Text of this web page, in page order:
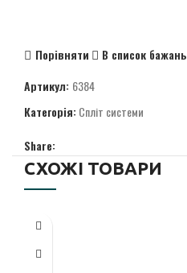
Порівняти
В список бажань
Артикул: 6384
Категорія: Спліт системи
Share:
СХОЖІ ТОВАРИ